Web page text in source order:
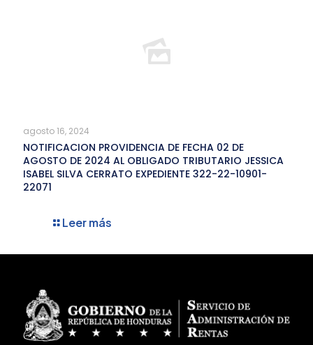
agosto 16, 2024
NOTIFICACION PROVIDENCIA DE FECHA 02 DE
AGOSTO DE 2024 AL OBLIGADO TRIBUTARIO JESSICA
ISABEL SILVA CERRATO EXPEDIENTE 322-22-10901-
22071
Leer más